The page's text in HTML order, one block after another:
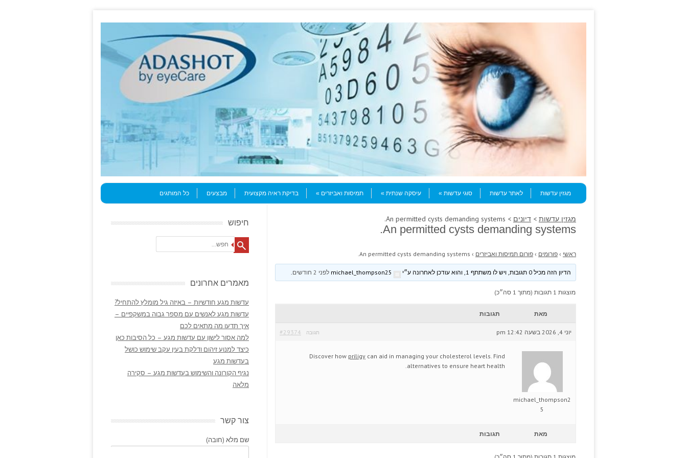
Menu
Skip to content
מגזין עדשות
לאתר עדשות סוגי עדשות עיסקה שנתית תמיסות ואביזרים בדיקת ראיה מקצועית מבצעים כל המותגים
מגזין עדשות > דיונים > An permitted cysts demanding systems.
An permitted cysts demanding systems.
ראשי › פורומים › פורום תמיסות ואביזרים ›
An permitted cysts demanding systems.
הדיון הזה מכיל 0 תגובות, ויש לו משתתף 1, והוא עודכן לאחרונה ע״י לפני 2 חודשים
מוצגות 1 תגובות (מתוך 1 סה״כ)
מאת תגובות
יוני 4, 2026 בשעה 12:42 pm #29374 תגובה
michael_thompson2
5
Discover how priligy can aid in managing your cholesterol levels. Find
alternatives to ensure heart health.
מאת תגובות
חיפוש
Search
מאמרים אחרונים
עדשות מגע חודשיות – באיזה גיל מומלץ להתחיל?
עדשות מגע לאנשים עם מספר גבוה במשקפיים –
איך תדעו מה מתאים לכם
למה אסור לישון עם עדשות מגע – כל הסיבות כאן
כיצד למנוע זיהום ודלקת בעין עקב שימוש כושל
בעדשות מגע
נגיף הקורונה והשימוש בעדשות מגע – סקירה
מלאה
צור קשר
שם מלא (חובה)